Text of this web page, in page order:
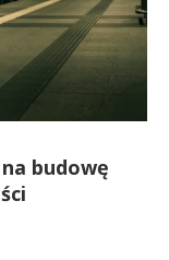
budowę